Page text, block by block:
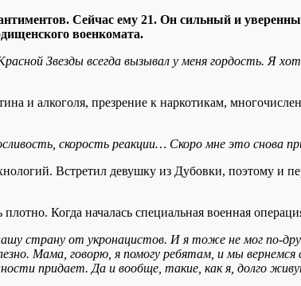
Сейчас ему 21. Он сильный и
военкомата.
Звезды всегда вызывал у меня гордость. Я
и алкоголя, презрение к наркотикам,
скорость реакции… Скоро мне это снова
Встретил девушку из Дубовки, поэтому и
Когда началась специальная военная
страну от укронацистов. И я тоже не мог по-
Мама, говорю, я помогу ребятам, и мы
придает. Да и вообще, такие, как я, долго